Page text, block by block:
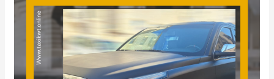
الاحمدي